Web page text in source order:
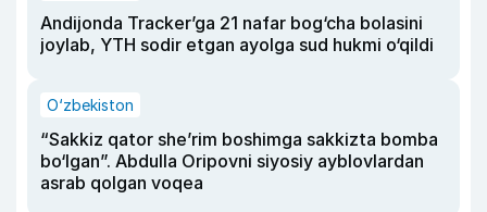
Andijonda Tracker’ga 21 nafar bog‘cha bolasini
joylab, YTH sodir etgan ayolga sud hukmi o‘qildi
O‘zbekiston
“Sakkiz qator she’rim boshimga sakkizta bomba
bo‘lgan”. Abdulla Oripovni siyosiy ayblovlardan
asrab qolgan voqea